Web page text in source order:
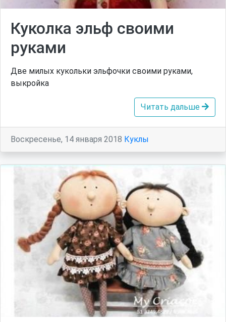
Куколка эльф своими
руками
Две милых кукольки эльфочки своими руками,
выкройка
Читать дальше
Воскресенье, 14 января 2018 Куклы